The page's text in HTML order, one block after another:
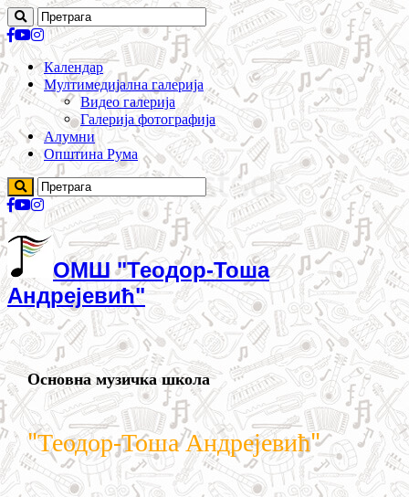
Календар
Мултимедијална галерија
Видео галерија
Галерија фотографија
Алумни
Општина Рума
ОМШ "Теодор-Тоша
Андрејевић"
Основна музичка школа
"Теодор-Тоша Андрејевић"